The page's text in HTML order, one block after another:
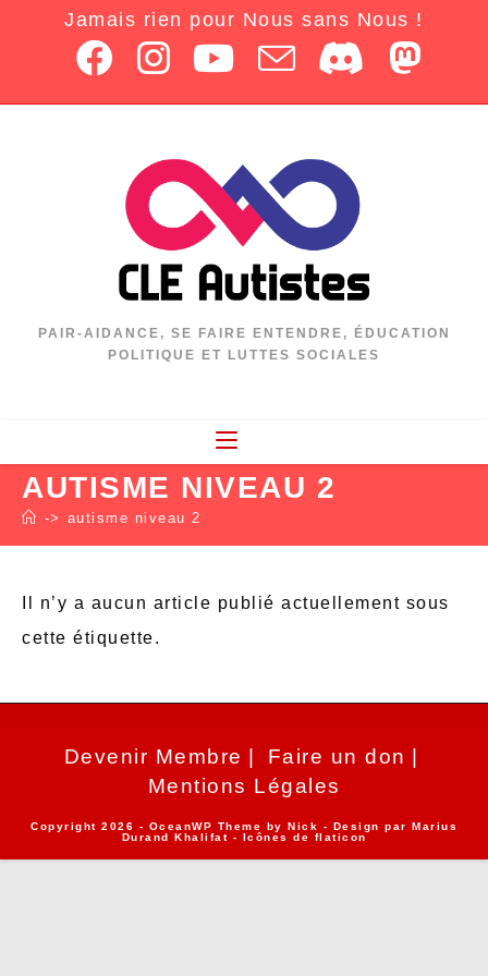
Jamais rien pour Nous sans Nous !
PAIR-AIDANCE, SE FAIRE ENTENDRE, ÉDUCATION
POLITIQUE ET LUTTES SOCIALES
AUTISME NIVEAU 2
-> autisme niveau 2
Il n’y a aucun article publié actuellement sous
cette étiquette.
Devenir Membre
Faire un don
Mentions Légales
Copyright 2026 - OceanWP Theme by Nick - Design par Marius
Durand Khalifat - Icônes de flaticon